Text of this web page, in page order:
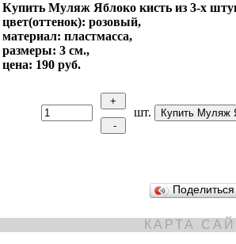
Купить Муляж Яблоко кисть из 3-х
цвет(оттенок): розовый,
материал: пластмасса,
размеры: 3 см.,
цена: 190 руб.
шт.
КАРТА